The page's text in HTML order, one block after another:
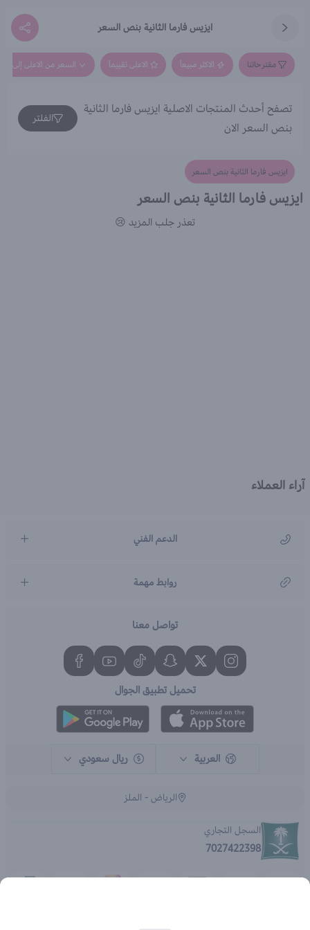
ايزيس فارما الثانية بنص السعر
مقترحاتنا الاكثر مبيعاً الاعلى تقييماً السعر من الاعلى إلى
تصفح أحدث المنتجات الاصلية ايزيس فارما الثانية
بنص السعر الان
الفلتر
ايزيس فارما الثانية بنص السعر
ايزيس فارما الثانية بنص السعر
تعذر جلب المزيد 😢
آراء العملاء
الدعم الفني
روابط مهمة
تواصل معنا
تحميل تطبيق الجوال
العربية ريال سعودي
الرياض - الملز
السجل التجاري
7027422398